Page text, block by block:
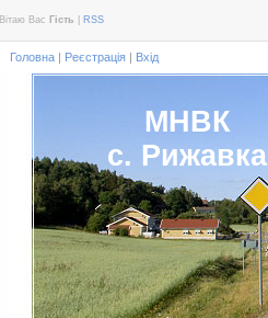
Вітаю Вас Гість RSS
Головна | Реєстрація | Вхід
МНВК
с. Рижавка